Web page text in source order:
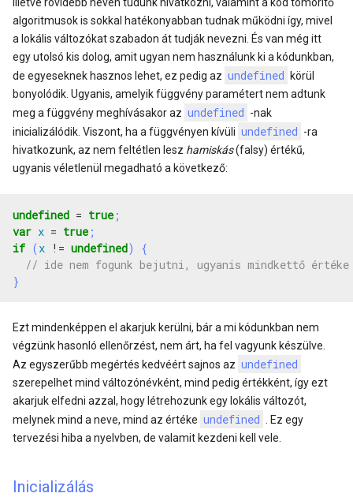
algoritmusok is sokkal hatékonyabban tudnak működni így, mivel
a lokális változókat szabadon át tudják nevezni. És van még itt
egy utolsó kis dolog, amit ugyan nem használunk ki a kódunkban,
de egyeseknek hasznos lehet, ez pedig az undefined
körül
bonyolódik. Ugyanis, amelyik függvény paramétert nem adtunk
meg a függvény meghívásakor az undefined -nak
inicializálódik. Viszont, ha a függvényen kívüli undefined -ra
hivatkozunk, az nem feltétlen lesz hamiskás(falsy) értékű,
ugyanis véletlenül megadható a következő:
undefined = true ;
var x = true ;
if (x != undefined) {
}
Ezt mindenképpen el akarjuk kerülni, bár a mi kódunkban nem
végzünk hasonló ellenőrzést, nem árt, ha fel vagyunk készülve.
Az egyszerűbb megértés kedvéért sajnos az undefined
szerepelhet mind változónévként, mind pedig értékként, így ezt
akarjuk elfedni azzal, hogy létrehozunk egy lokális változót,
melynek mind a neve, mind az értéke undefined
. Ez egy
tervezési hiba a nyelvben, de valamit kezdeni kell vele.
Inicializálás